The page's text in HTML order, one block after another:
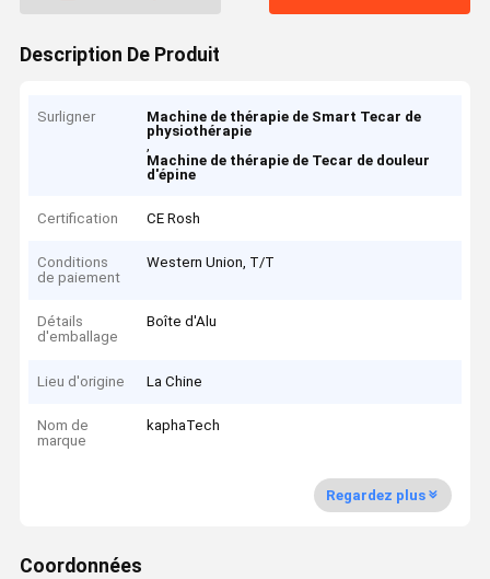
Description De Produit
Surligner
Machine de thérapie de Smart Tecar de
physiothérapie
,
Machine de thérapie de Tecar de douleur
d'épine
Certification CE Rosh
Conditions
de paiement
Western Union, T/T
Détails
d'emballage
Boîte d'Alu
Lieu d'origine La Chine
Nom de
marque
kaphaTech
Regardez plus
Coordonnées